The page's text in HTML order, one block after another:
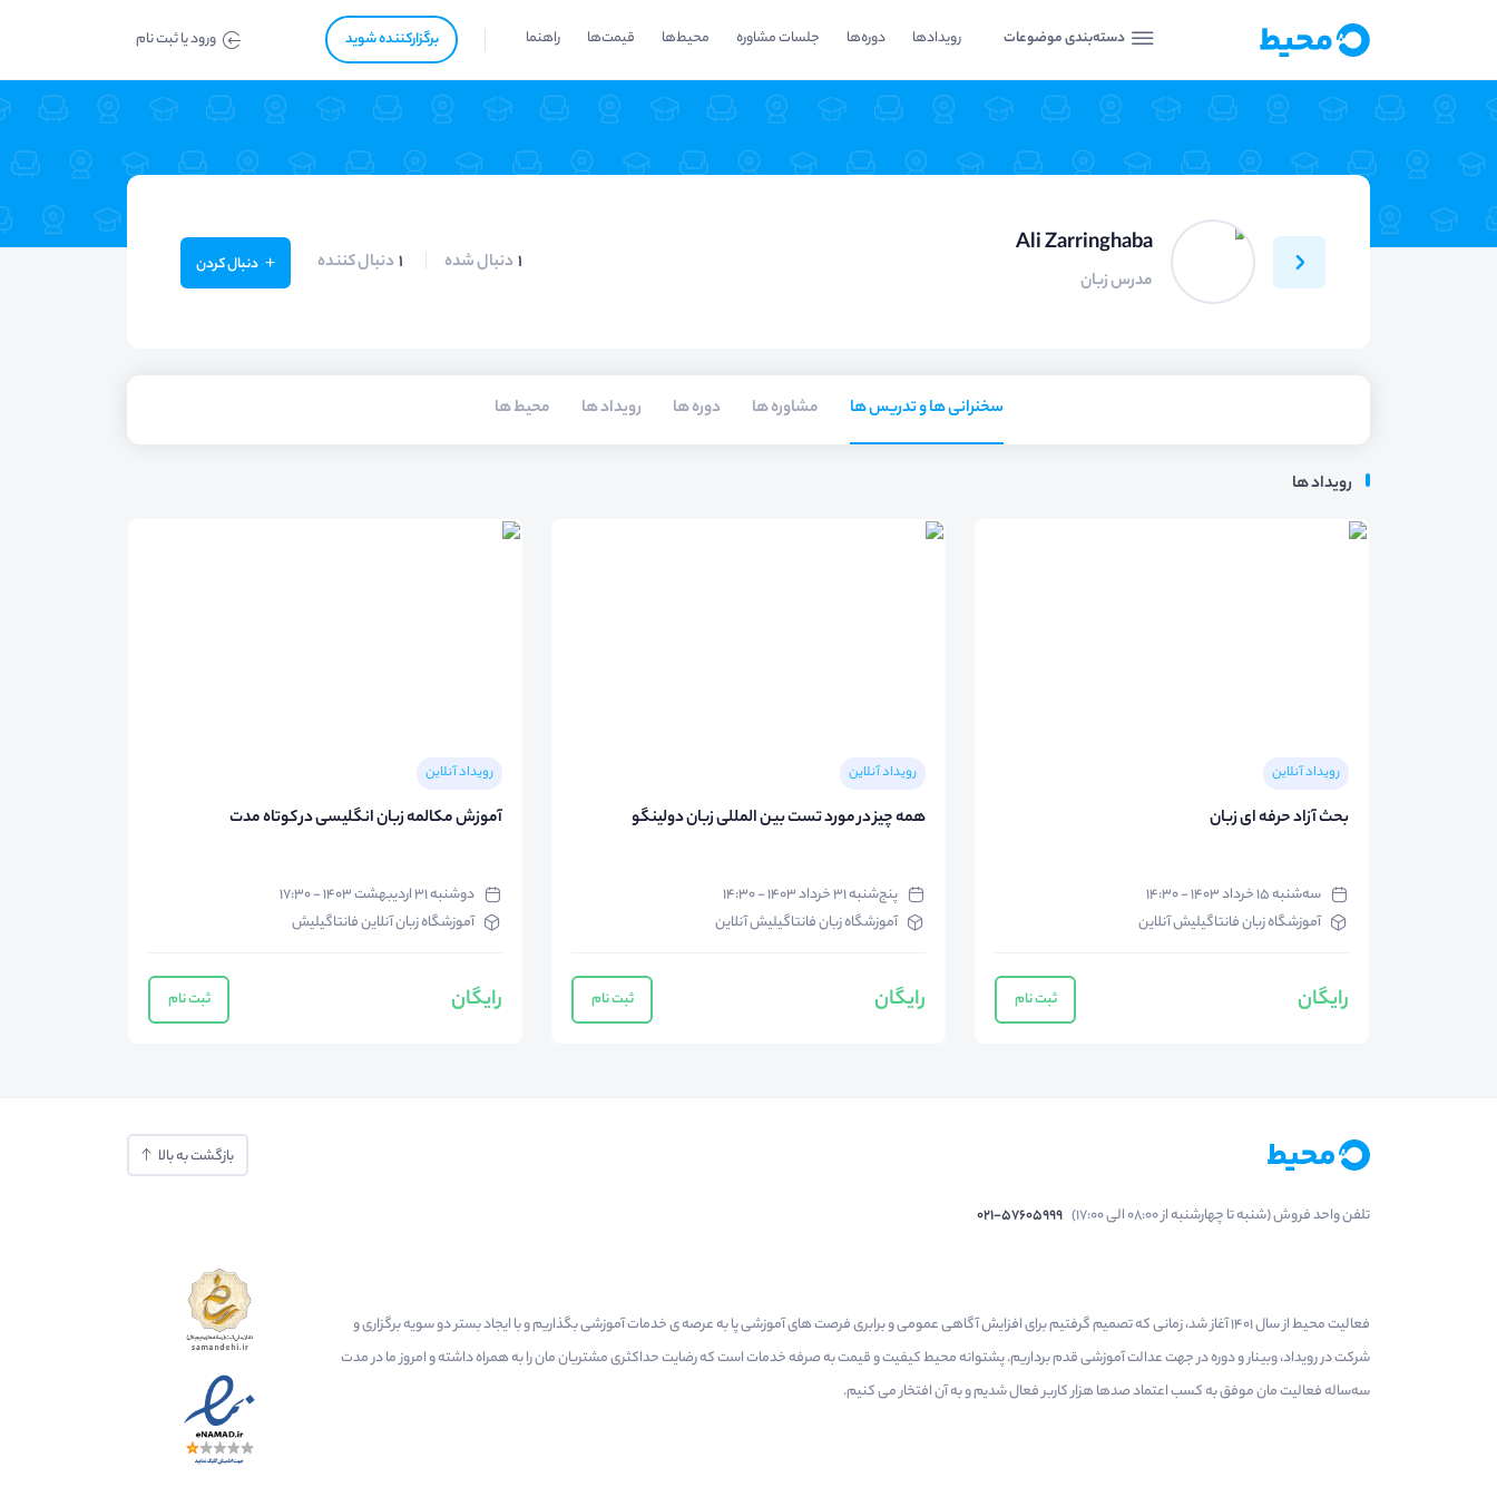
دسته‌بندی موضوعات رویدادها دوره‌ها جلسات مشاوره محیط‌ها قیمت‌ها راهنما برگزار‌‌کننده شوید ورود یا ثبت نام
Ali Zarringhaba
مدرس زبان
1 دنبال شده 1 دنبال کننده دنبال کردن
سخنرانی ها و تدریس ها مشاوره ها دوره ها رویداد ها محیط ها
رویداد ها
رویداد آنلاین
بحث آزاد حرفه ای زبان
سه‌شنبه ۱۵ خرداد ۱۴۰۳ - ۱۴:۳۰
آموزشگاه زبان فانتاگیلیش آنلاین
رایگان ثبت نام
رویداد آنلاین
همه چیز در مورد تست بین المللی زبان دولینگو
پنج‌شنبه ۳۱ خرداد ۱۴۰۳ - ۱۴:۳۰
آموزشگاه زبان فانتاگیلیش آنلاین
رایگان ثبت نام
رویداد آنلاین
آموزش مکالمه زبان انگلیسی در کوتاه مدت
دوشنبه ۳۱ اردیبهشت ۱۴۰۳ - ۱۷:۳۰
آموزشگاه زبان آنلاین فانتاگیلیش
رایگان ثبت نام
بازگشت به بالا
تلفن واحد فروش (شنبه تا چهارشنبه از 08:00 الی 17:00) 021-57605999
فعالیت محیط از سال 1401 آغاز شد، زمانی که تصمیم گرفتیم برای افزایش آگاهی عمومی و برابری فرصت های آموزشی پا به عرصه ی خدمات آموزشی بگذاریم و با ایجاد بستر دو سویه برگزاری و
شرکت در رویداد، وبینار و دوره در جهت عدالت آموزشی قدم برداریم. پشتوانه محیط کیفیت و قیمت به صرفه خدمات است که رضایت حداکثری مشتریان مان را به همراه داشته و امروز ما در مدت
سه‌ساله فعالیت مان موفق به کسب اعتماد صدها هزار کاربر فعال شدیم و به آن افتخار می‌ کنیم.